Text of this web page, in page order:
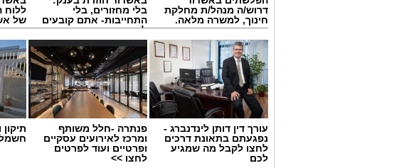
ai
דרוש/ה מנהל/ת מחלקת
חינוך, למשרה מלאה.
בלי מחזורים, בלי
התחייבות- אתם קובעים
לכמה ואיזה ימים
להירשם!
ללוח
של
עורך דין דותן לינדנברג -
נפגעתם בתאונת דרכים
לחצו לקבל מה שמגיע
לכם
פנתרה -חלל משותף
ומרכז לאירועים עסקיים
ופרטיים ועוד לפרטים
לחצו >>